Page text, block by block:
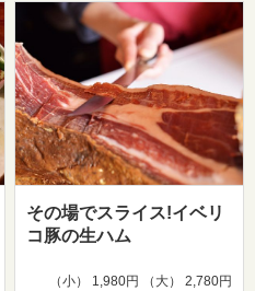
その場でスライス!イベリ
コ豚の生ハム
（小） 1,980円 （大） 2,780円